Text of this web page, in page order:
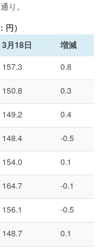
り。
）
3月18日
増減
157.3 0.8
150.8 0.3
149.2 0.4
148.4 -0.5
154.0 0.1
164.7 -0.1
156.1 -0.5
148.7 0.1